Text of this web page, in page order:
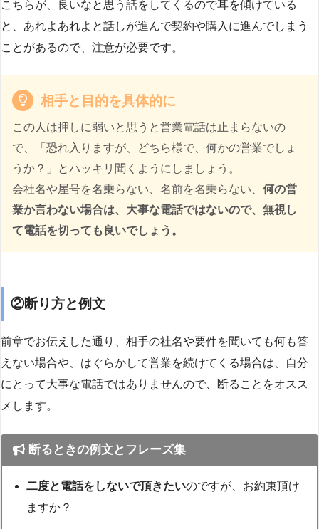
こちらが、良いなと思う話をしてくるので耳を傾けている
と、あれよあれよと話しが進んで契約や購入に進んでしまう
ことがあるので、注意が必要です。
相手と目的を具体的に
この人は押しに弱いと思うと営業電話は止まらないの
で、「恐れ入りますが、どちら様で、何かの営業でしょ
うか？」とハッキリ聞くようにしましょう。
会社名や屋号を名乗らない、名前を名乗らない、 何の営
業か言わない場合は、大事な電話ではないので、無視し
て電話を切っても良いでしょう。
②断り方と例文
前章でお伝えした通り、相手の社名や要件を聞いても何も答
えない場合や、はぐらかして営業を続けてくる場合は、自分
にとって大事な電話ではありませんので、断ることをオスス
メします。
断るときの例文とフレーズ集
二度と電話をしないで頂きたいのですが、お約束頂け
ますか？